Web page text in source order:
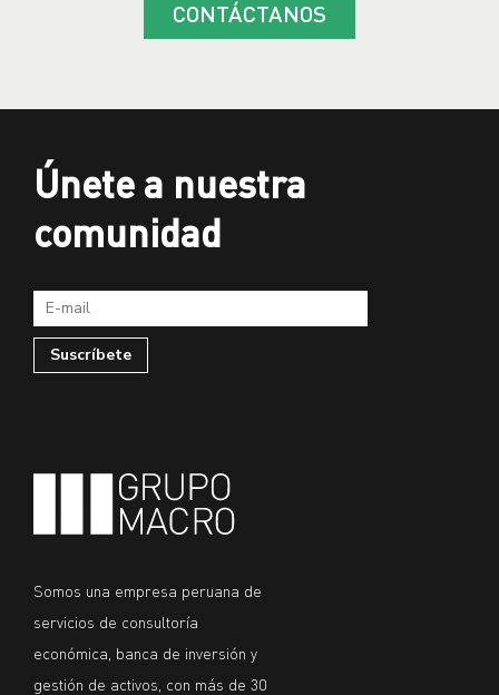
CONTÁCTANOS
Únete a nuestra
comunidad
Somos una empresa peruana de
servicios de consultoría
económica, banca de inversión y
gestión de activos, con más de 30